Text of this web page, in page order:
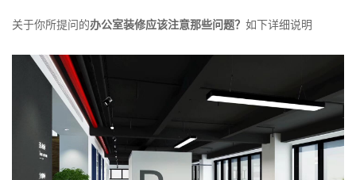
关于你所提问的办公室装修应该注意那些问题？ 如下详细说明